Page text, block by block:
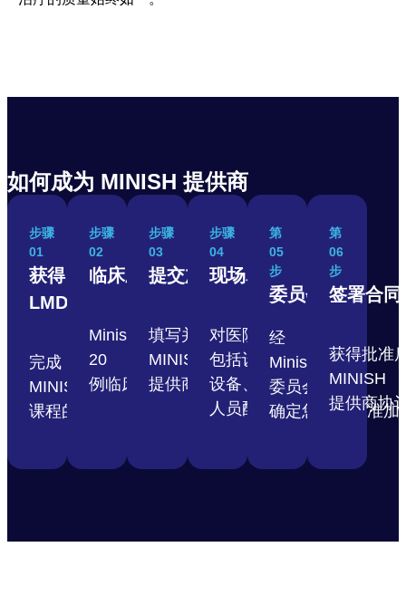
如何成为 MINISH 提供商
步骤
01
获得
LMD
完成
MINISH
课程的基础知识
步骤
02
临床应用与观察
Minish牙科医院观察和Minish
20
例临床应用
步骤
03
提交加入申请
填写并提交成为
MINISH
提供商的申请
步骤
04
现场尽职调查
对医院进行访谈，
包括设施、
设备、
人员配备等。
第
05
步
委员会审查
经
Minish
委员会审查，
确定您是否获准加
第
06
步
签署合同
获得批准
MINISH
提供商协